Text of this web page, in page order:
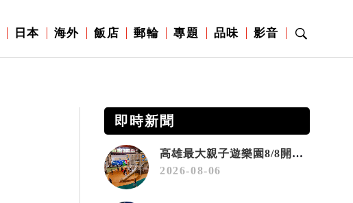
日本 海外 飯店 郵輪 專題 品味 影音
即時新聞
高雄最大親子遊樂園8/8開幕！30項設施免費玩、YOYO家族嗨翻暑假
2026-08-06